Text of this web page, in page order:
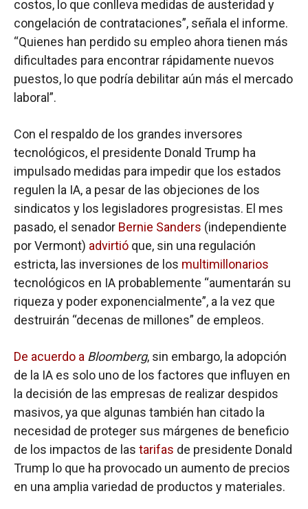
costos, lo que conlleva medidas de austeridad y
congelación de contrataciones”, señala el informe.
“Quienes han perdido su empleo ahora tienen más
dificultades para encontrar rápidamente nuevos
puestos, lo que podría debilitar aún más el mercado
laboral”.
Con el respaldo de los grandes inversores
tecnológicos, el presidente Donald Trump ha
impulsado medidas para impedir que los estados
regulen la IA, a pesar de las objeciones de los
sindicatos y los legisladores progresistas. El mes
pasado, el senador Bernie Sanders (independiente
por Vermont) advirtió que, sin una regulación
estricta, las inversiones de los multimillonarios
tecnológicos en IA probablemente “aumentarán su
riqueza y poder exponencialmente”, a la vez que
destruirán “decenas de millones” de empleos.
De acuerdo a Bloomberg, sin embargo, la adopción
de la IA es solo uno de los factores que influyen en
la decisión de las empresas de realizar despidos
masivos, ya que algunas también han citado la
necesidad de proteger sus márgenes de beneficio
de los impactos de las tarifas de presidente Donald
Trump lo que ha provocado un aumento de precios
en una amplia variedad de productos y materiales.